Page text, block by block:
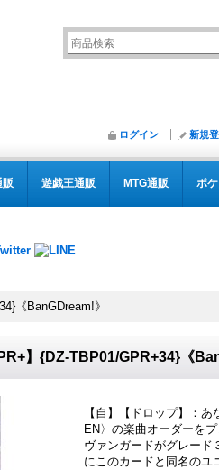
ログイン 新規
販 遊戯王通販 MTG通販 ポ
《BanGDream!》
】{DZ-TBP01/GPR+34}《
【自】【ドロップ】：
EN〉の楽曲オーダーを
ヴァンガードがグレード
にこのカードと同名のユ